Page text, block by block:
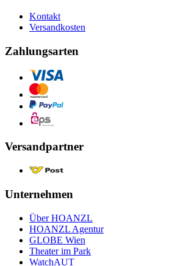
Kontakt
Versandkosten
Zahlungsarten
Versandpartner
Unternehmen
Über HOANZL
HOANZL Agentur
GLOBE Wien
Theater im Park
WatchAUT